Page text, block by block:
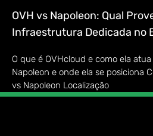
OVH vs Napoleon: Qual
Infraestrutura Dedicada no
O que é OVHcloud e como ela
Napoleon e onde ela se posiciona
vs Napoleon Localização